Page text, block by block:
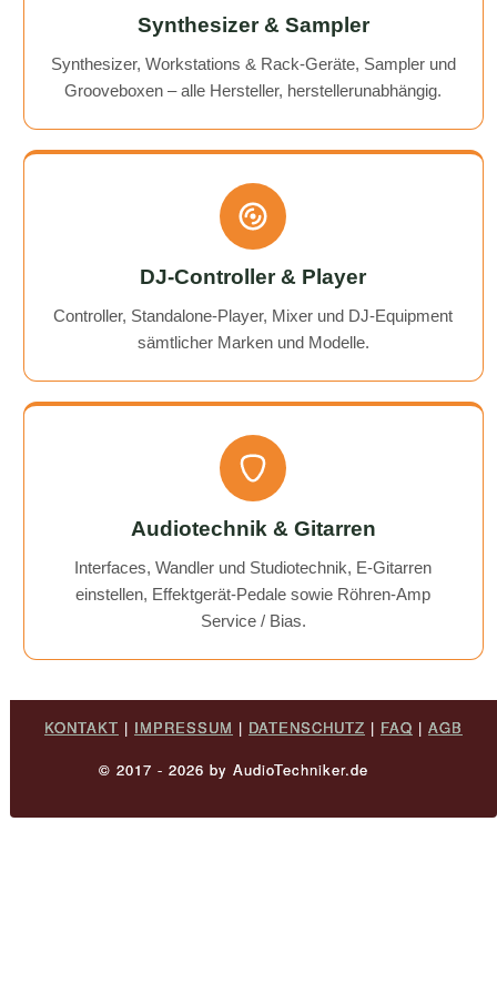
Synthesizer & Sampler
Synthesizer, Workstations & Rack-Geräte, Sampler und
Grooveboxen – alle Hersteller, herstellerunabhängig.
DJ-Controller & Player
Controller, Standalone-Player, Mixer und DJ-Equipment
sämtlicher Marken und Modelle.
Audiotechnik & Gitarren
Interfaces, Wandler und Studiotechnik, E-Gitarren
einstellen, Effektgerät-Pedale sowie Röhren-Amp
Service / Bias.
KONTAKT | IMPRESSUM | DATENSCHUTZ | FAQ | AGB
© 2017 - 2026 by AudioTechniker.de